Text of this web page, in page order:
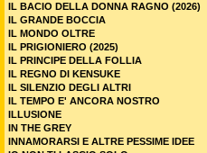
IL BACIO DELLA DONNA RAGNO (2026)
IL GRANDE BOCCIA
IL MONDO OLTRE
IL PRIGIONIERO (2025)
IL PRINCIPE DELLA FOLLIA
IL REGNO DI KENSUKE
IL SILENZIO DEGLI ALTRI
IL TEMPO E' ANCORA NOSTRO
ILLUSIONE
IN THE GREY
INNAMORARSI E ALTRE PESSIME IDEE